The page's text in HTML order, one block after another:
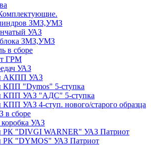
ЗМЗ,УМЗ
УАЗ
блока ЗМЗ,УМЗ
в сборе
ГРМ
УАЗ
АКПП УАЗ
КПП "Dymos" 5-ступка
КПП УАЗ "АДС" 5-ступка
КПП УАЗ 4-ступ. нового/старого образца
сборе
коробка УАЗ
РК "DIVGI WARNER" УАЗ Патриот
РК "DYMOS" УАЗ Патриот